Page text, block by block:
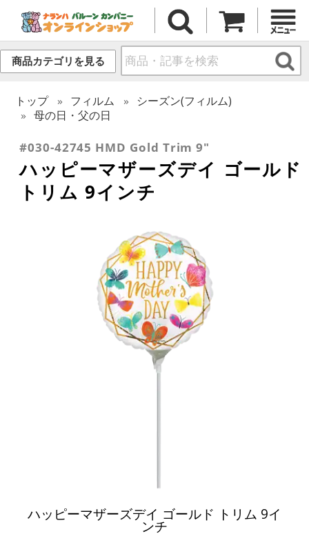
商品カテゴリを見る
トップ フィルム
シーズン(フィルム)
母の日・父の日
#030-42745 HMD Gold Trim 9"
ハッピーマザーズデイ ゴールド
トリム 9インチ
ハッピーマザーズデイ ゴールド トリム 9イ
ンチ